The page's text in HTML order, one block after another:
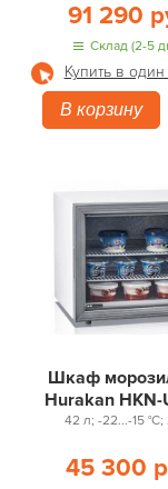
91 290
Склад (2-5
Купить в
В корзину
Шкаф
Hurakan HKN-
42 л; -22...-15
45 300